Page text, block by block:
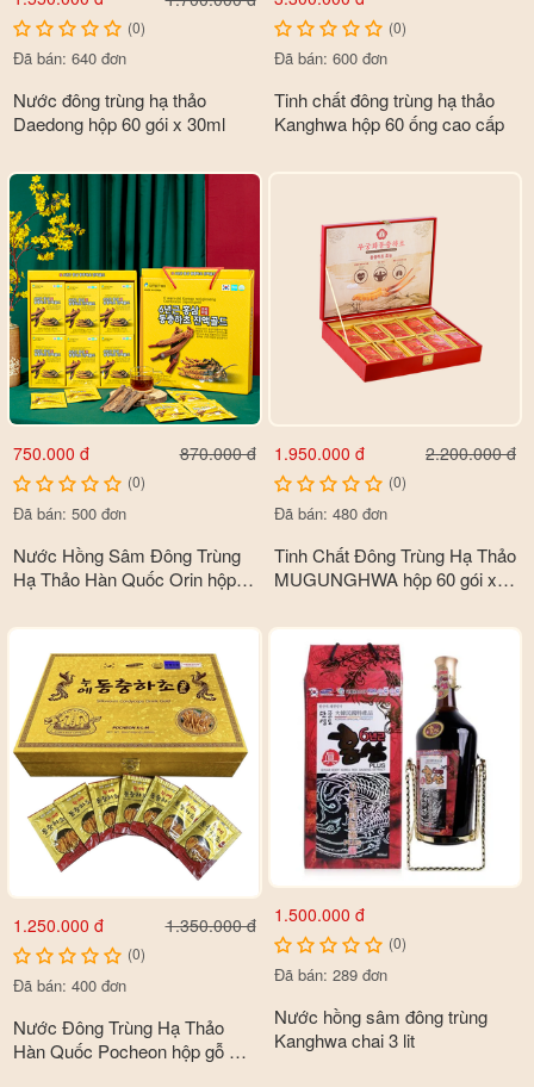
(0)
Đã bán: 640 đơn
Nước đông trùng hạ thảo
Daedong hộp 60 gói x 30ml
(0)
Đã bán: 600 đơn
Tinh chất đông trùng hạ thảo
Kanghwa hộp 60 ống cao cấp
750.000 đ 870.000 đ
(0)
Đã bán: 500 đơn
Nước Hồng Sâm Đông Trùng
Hạ Thảo Hàn Quốc Orin hộp
1.950.000 đ 2.200.000 đ
(0)
Đã bán: 480 đơn
Tinh Chất Đông Trùng Hạ Thảo
MUGUNGHWA hộp 60 gói x
1.250.000 đ 1.350.000 đ
(0)
Đã bán: 400 đơn
Nước Đông Trùng Hạ Thảo
Hàn Quốc Pocheon hộp gỗ 60
1.500.000 đ
(0)
Đã bán: 289 đơn
Nước hồng sâm đông trùng
Kanghwa chai 3 lit